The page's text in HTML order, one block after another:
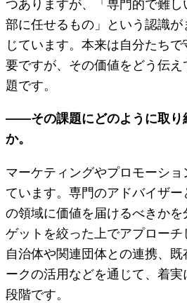
つありますが、「専門的で難し
部に任せるもの」という認識が
じています。本来は自分たち
要ですが、その価値をどう伝え
題です。
――その課題にどのように取り
か。
マーケティングやプロモーシ
ています。専門のアドバイザ
の領域に価値を届けるべきかを
ゲットを絞った上でアプローチ
自治体や関連団体との連携、既
ークの活用などを通じて、着実
段階です。